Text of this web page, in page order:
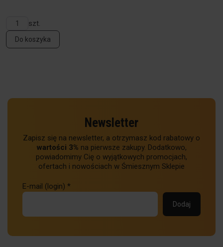
szt.
Do koszyka
Newsletter
Zapisz się na newsletter, a otrzymasz kod rabatowy o
wartości 3% na pierwsze zakupy. Dodatkowo,
powiadomimy Cię o wyjątkowych promocjach,
ofertach i nowościach w Śmiesznym Sklepie
E-mail (login) *